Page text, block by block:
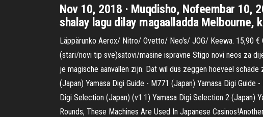
Nov 10, 2018 · Muqdisho, Nofeembar 10,
shalay lagu dilay magaalladda Melbourne,
Läppärunko Aerox/ Nitro/ Ovetto/ Neo's/ JOG/ Keewa. 15,90 €
(stari/novi tip sve)satovi/masine ispravne Stigo novi neos za
je magische aanvallen zijn. Dat wil dus zeggen hoeveel
(Japan) Yamasa Digi Guide - M771 (Japan) Yamasa Digi
Digi Selection (Japan) (v1.1) Yamasa Digi Selection 2 (Japan)
Rounds, These Machines Are Used In Japanese